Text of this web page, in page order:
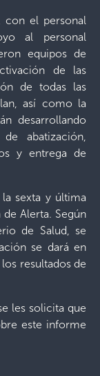
con el personal
al personal
equipos de
de las
de todas las
así como la
desarrollando
abatización,
y entrega de
sexta y última
Alerta. Según
de Salud, se
se dará en
resultados de
les solicita que
este informe